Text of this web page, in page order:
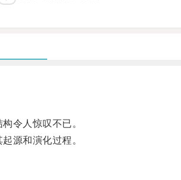
令人惊叹不已。
源和演化过程。